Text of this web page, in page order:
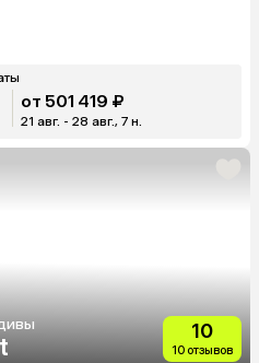
от 501 419 ₽
21 авг. - 28 авг., 7 н.
10
10 отзывов